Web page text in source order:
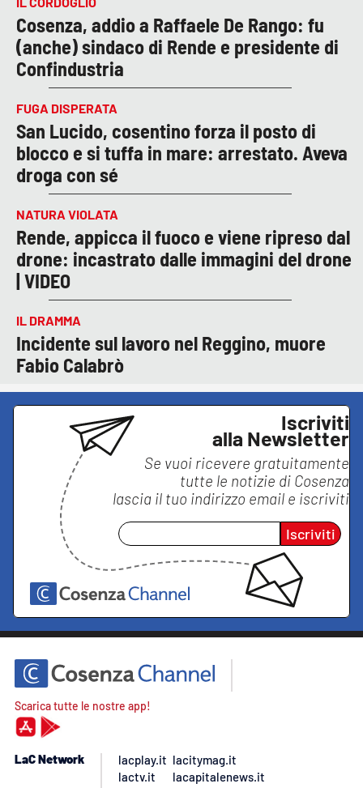
Cosenza, addio a Raffaele De Rango: fu
(anche) sindaco di Rende e presidente di
Confindustria
FUGA DISPERATA
San Lucido, cosentino forza il posto di
blocco e si tuffa in mare: arrestato. Aveva
droga con sé
NATURA VIOLATA
Rende, appicca il fuoco e viene ripreso dal
drone: incastrato dalle immagini del drone
| VIDEO
IL DRAMMA
Incidente sul lavoro nel Reggino, muore
Fabio Calabrò
Iscriviti
alla Newsletter
Se vuoi ricevere gratuitamente
tutte le notizie di Cosenza
lascia il tuo indirizzo email e iscriviti
Iscriviti
Scarica tutte le nostre app!
LaC Network
lacplay.it
lactv.it
lacitymag.it
lacapitalenews.it